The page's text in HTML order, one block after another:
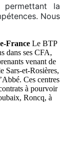
la
Nous
France Le BTP
dans ses CFA,
venant de
Sars-et-Rosières,
Ces centres
à pourvoir
Roncq, à